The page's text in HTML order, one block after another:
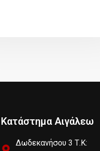
Κατάστημα Αιγάλεω
Δωδεκανήσου 3 Τ.Κ: